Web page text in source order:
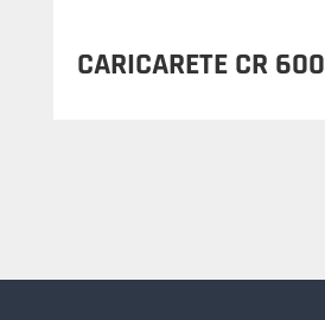
CARICARETE CR 600